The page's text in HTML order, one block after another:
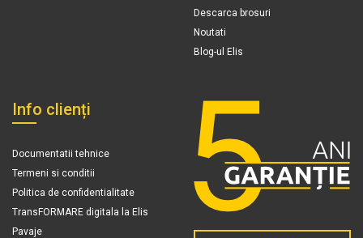
Descarca brosuri
Noutati
Blog-ul Elis
Info clienți
Documentatii tehnice
Termeni si conditii
Politica de confidentialitate
TransFORMARE digitala la Elis
Pavaje